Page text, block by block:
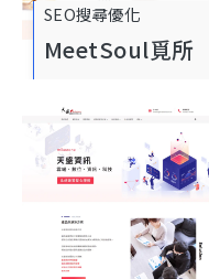
SEO搜尋優化
MeetSoul覓所